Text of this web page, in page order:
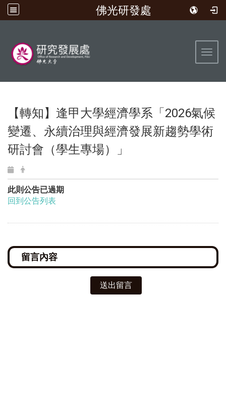
佛光研發處
【轉知】逢甲大學經濟學系「2026氣候
變遷、永續治理與經濟發展新趨勢學術
研討會（學生專場）」
此則公告已過期
回到公告列表
送出留言